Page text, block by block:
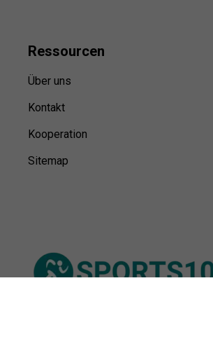
Ressourcen
Über uns
Kontakt
Kooperation
Sitemap